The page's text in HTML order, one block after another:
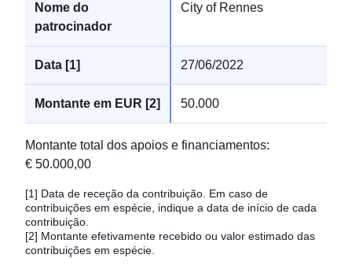
City of Rennes
27/06/2022
50.000
Montante total dos apoios e financiamentos:
€ 50.000,00
[1] Data de receção da contribuição. Em caso de
contribuições em espécie, indique a data de início de cada
contribuição.
[2] Montante efetivamente recebido ou valor estimado das
contribuições em espécie.